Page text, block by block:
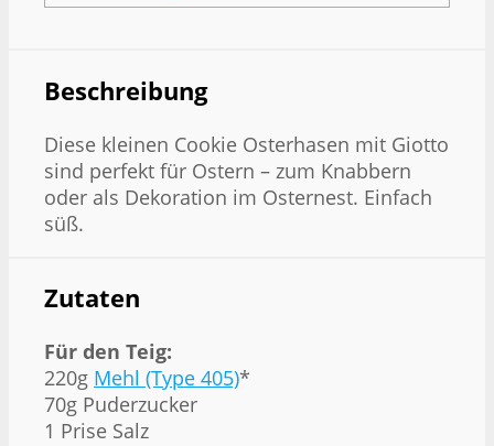
Beschreibung
Diese kleinen Cookie Osterhasen mit Giotto
sind perfekt für Ostern – zum Knabbern
oder als Dekoration im Osternest. Einfach
süß.
Zutaten
Für den Teig:
220g Mehl (Type 405)*
70g Puderzucker
1 Prise Salz